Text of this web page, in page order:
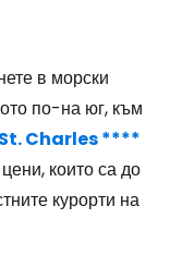
в морски
по-на юг, към
Charles ****
които са до
курорти на